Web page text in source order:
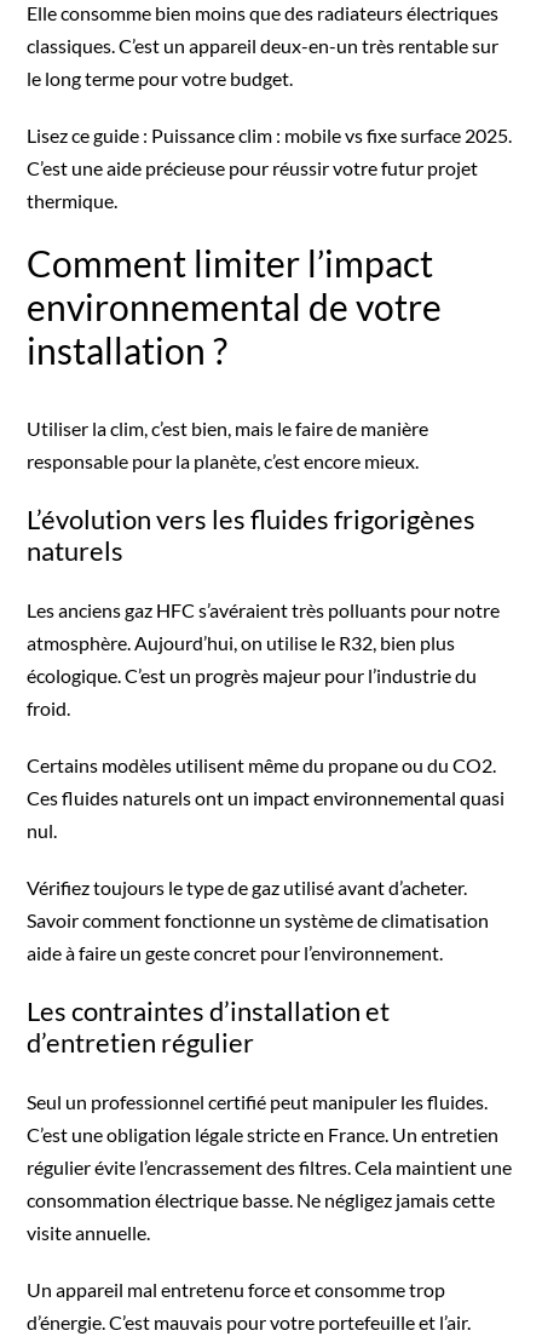
Elle consomme bien moins que des radiateurs électriques
classiques. C’est un appareil deux-en-un très rentable sur
le long terme pour votre budget.
Lisez ce guide : Puissance clim : mobile vs fixe surface 2025.
C’est une aide précieuse pour réussir votre futur projet
thermique.
Comment limiter l’impact
environnemental de votre
installation ?
Utiliser la clim, c’est bien, mais le faire de manière
responsable pour la planète, c’est encore mieux.
L’évolution vers les fluides frigorigènes
naturels
Les anciens gaz HFC s’avéraient très polluants pour notre
atmosphère. Aujourd’hui, on utilise le R32, bien plus
écologique. C’est un progrès majeur pour l’industrie du
froid.
Certains modèles utilisent même du propane ou du CO2.
Ces fluides naturels ont un impact environnemental quasi
nul.
Vérifiez toujours le type de gaz utilisé avant d’acheter.
Savoir comment fonctionne un système de climatisation
aide à faire un geste concret pour l’environnement.
Les contraintes d’installation et
d’entretien régulier
Seul un professionnel certifié peut manipuler les fluides.
C’est une obligation légale stricte en France. Un entretien
régulier évite l’encrassement des filtres. Cela maintient une
consommation électrique basse. Ne négligez jamais cette
visite annuelle.
Un appareil mal entretenu force et consomme trop
d’énergie. C’est mauvais pour votre portefeuille et l’air.